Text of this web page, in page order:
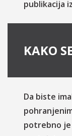
publikacija
KAKO
Da biste
potrebno